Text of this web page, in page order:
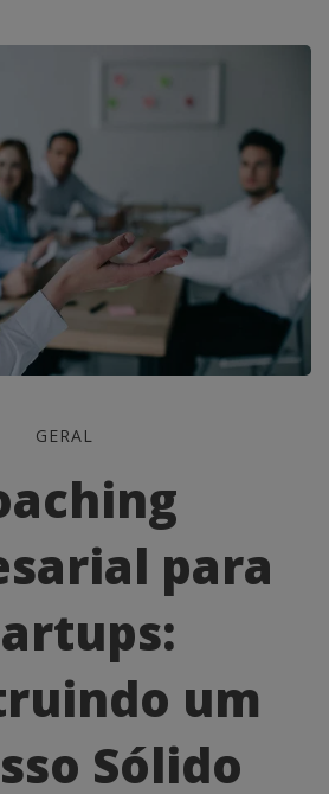
GERAL
para
um
Sólido